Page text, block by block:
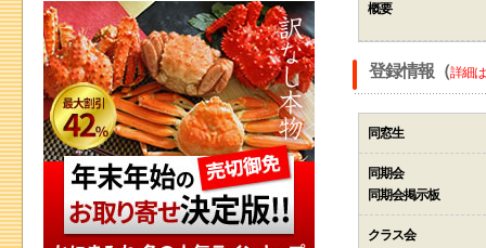
概要
登録情報（詳細
同窓生
同期会
同期会掲示板
クラス会